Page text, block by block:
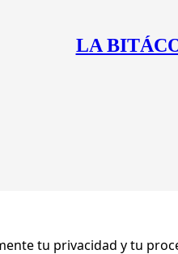
LA
a continuación y la
La
tu privacidad y tu